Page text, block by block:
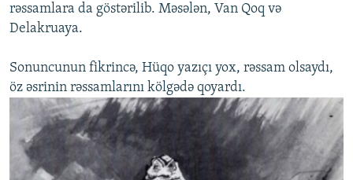
rəssamlara da göstərilib. Məsələn, Van Qoq və
Delakruaya.
Sonuncunun fikrincə, Hüqo yazıçı yox, rəssam olsaydı,
öz əsrinin rəssamlarını kölgədə qoyardı.